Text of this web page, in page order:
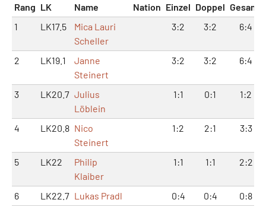
Rang LK Name Nation Einzel Doppel Gesamt
1
LK17.5
Mica Lauri
Scheller
3:2 3:2 6:4
2 LK19.1
Janne
Steinert
3:2 3:2 6:4
3 LK20.7 Julius
Löblein
1:1 0:1 1:2
4 LK20.8 Nico
Steinert
1:2 2:1 3:3
5 LK22
Philip
Klaiber
1:1 1:1 2:2
6 LK22.7 Lukas Pradl 0:4 0:4
0:8